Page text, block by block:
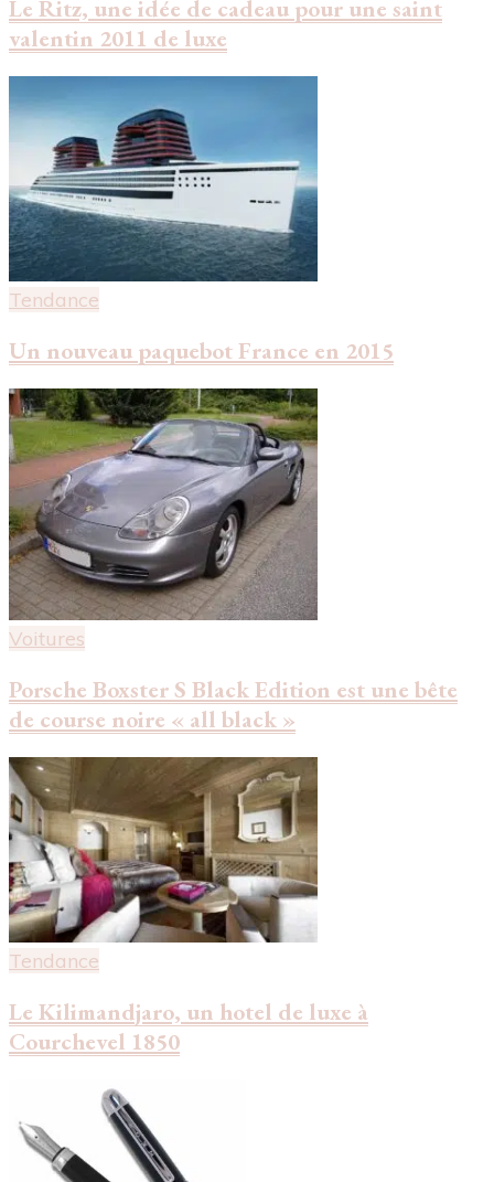
Le Ritz, une idée de cadeau pour une saint
valentin 2011 de luxe
Tendance
Un nouveau paquebot France en 2015
Voitures
Porsche Boxster S Black Edition est une bête
de course noire « all black »
Tendance
Le Kilimandjaro, un hotel de luxe à
Courchevel 1850